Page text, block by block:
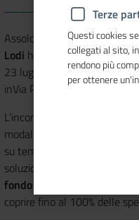
Assolombarda eCamera di
Lodi hanno organizzato un
23 luglio 2019 alle ore
inVia Pantano 9 a Milano.
L’incontro ha l’obiettivo di
modalità di partecipazione a
su tematiche di
soluzioni o modificando i
fondo perduto
va da €
coprire fino al 100% delle
Terze
Questi cookies
collegati al sito,
rendono più
per ottenere